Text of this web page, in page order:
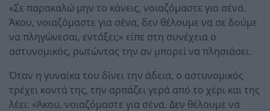
«Σε παρακαλώ μην το κάνεις, νοιαζόμαστε για σένα.
Άκου, νοιαζόμαστε για σένα, δεν θέλουμε να σε δούμε
να πληγώνεσαι, εντάξει;» είπε στη συνέχεια ο
αστυνομικός, ρωτώντας την αν μπορεί να πλησιάσει.
Όταν η γυναίκα του δίνει την άδεια, ο αστυνομικός
τρέχει κοντά της, την αρπάζει γερά από το χέρι και της
λέει: «Άκου, νοιαζόμαστε για σένα. Δεν θέλουμε να